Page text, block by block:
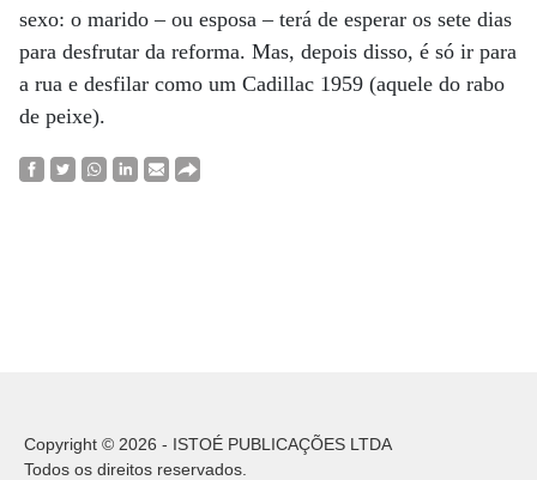
sexo: o marido – ou esposa – terá de esperar os sete dias
para desfrutar da reforma. Mas, depois disso, é só ir para
a rua e desfilar como um Cadillac 1959 (aquele do rabo
de peixe).
Copyright © 2026 - ISTOÉ PUBLICAÇÕES LTDA
Todos os direitos reservados.